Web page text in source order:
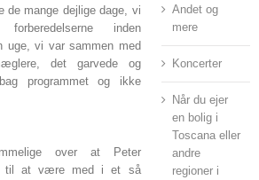
de mange dejlige dage, vi
inden
uge, vi var sammen med
det garvede og
programmet og ikke
over at Peter
til at være med i et så
Andet og
mere
Koncerter
Når du ejer
en bolig i
Toscana eller
andre
regioner i